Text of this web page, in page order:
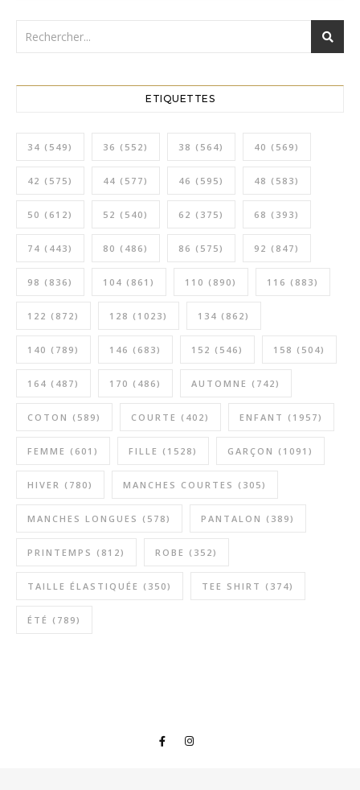
ETIQUETTES
34 (549) 36 (552) 38 (564) 40 (569)
42 (575) 44 (577) 46 (595) 48 (583)
50 (612) 52 (540) 62 (375) 68 (393)
74 (443) 80 (486) 86 (575) 92 (847)
98 (836) 104 (861) 110 (890) 116 (883)
122 (872) 128 (1023) 134 (862)
140 (789) 146 (683) 152 (546) 158 (504)
164 (487) 170 (486) AUTOMNE (742)
COTON (589) COURTE (402) ENFANT (1957)
FEMME (601) FILLE (1528) GARÇON (1091)
HIVER (780) MANCHES COURTES (305)
MANCHES LONGUES (578) PANTALON (389)
PRINTEMPS (812) ROBE (352)
TAILLE ÉLASTIQUÉE (350) TEE SHIRT (374)
ÉTÉ (789)